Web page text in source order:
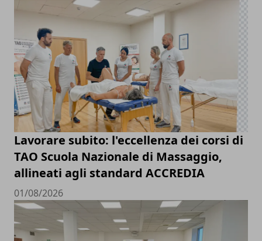
Lavorare subito: l'eccellenza dei corsi di
TAO Scuola Nazionale di Massaggio,
allineati agli standard ACCREDIA
01/08/2026